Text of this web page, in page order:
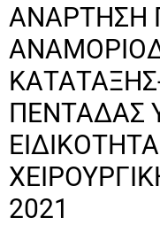
ΑΝΑΡΤΗΣΗ
ΠΕΝΤΑΔΑΣ
2021